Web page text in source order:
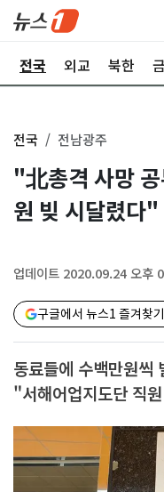
전국 외교 북한
전국 전남광주
"北총격 사망
원 빚 시달렸다"
업데이트 2020.09.24 오후
구글에서 뉴스1 즐겨찾기
동료들에 수백만원씩
"서해어업지도단 직